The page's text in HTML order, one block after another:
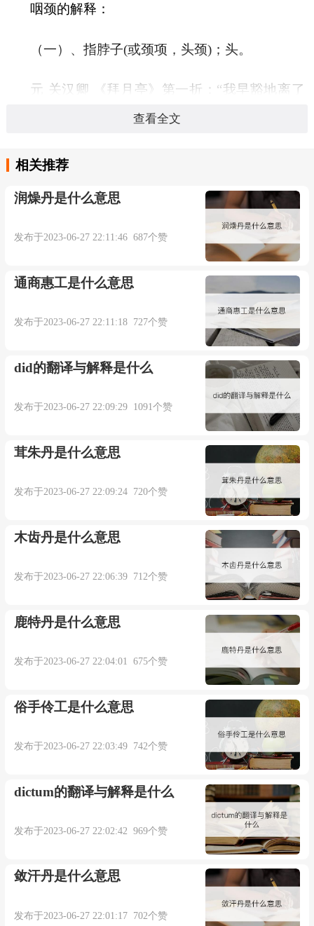
咽颈的解释：
（一）、指脖子(或颈项，头颈)；头。
元 关汉卿 《拜月亭》第一折：“我早豁地离了
坐位，悄地低了咽颈，緼地红了面皮。”
以通过邮箱juexin@juexinw.com联系我们删除！
查看全文
相关推荐
润燥丹是什么意思
发布于2023-06-27 22:11:46 687个赞
通商惠工是什么意思
发布于2023-06-27 22:11:18 727个赞
did的翻译与解释是什么
发布于2023-06-27 22:09:29 1091个赞
茸朱丹是什么意思
发布于2023-06-27 22:09:24 720个赞
木齿丹是什么意思
发布于2023-06-27 22:06:39 712个赞
鹿特丹是什么意思
发布于2023-06-27 22:04:01 675个赞
俗手伶工是什么意思
发布于2023-06-27 22:03:49 742个赞
dictum的翻译与解释是什么
发布于2023-06-27 22:02:42 969个赞
敛汗丹是什么意思
发布于2023-06-27 22:01:17 702个赞